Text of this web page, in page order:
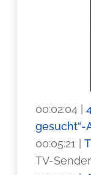
00:02:04 |
gesucht“-
00:05:21 |
TV-Sender